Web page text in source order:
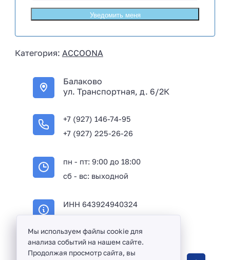
u
s
a
7
Категория: ACCOONA
Балаково
ул. Транспортная, д. 6/2К
+7 (927) 146-74-95
+7 (927) 225-26-26
пн - пт: 9:00 до 18:00
сб - вс: выходной
ИНН 643924940324
Мы используем файлы cookie для
анализа событий на нашем сайте.
Продолжая просмотр сайта, вы